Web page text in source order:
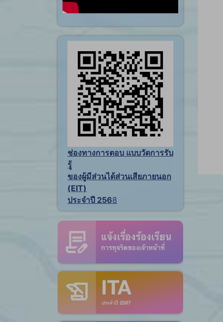
ช่องทางการตอบ แบบวัดการรับ
รู้
ของผู้มีส่วนได้ส่วนเสียภายนอก
(EIT)
ประจำปี 2568